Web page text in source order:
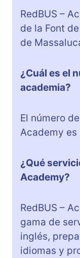
RedBUS –
de la Font
de
¿Cuál es el
academia?
El número
Academy
¿Qué
Academy?
RedBUS –
gama de
inglés,
idiomas y